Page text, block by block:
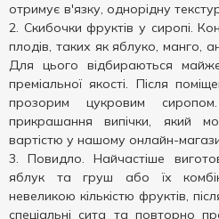
отримує в'язку, однорідну
Скибочки фруктів у сиропі.
плодів, таких як яблуко, манго,
Для цього відбираються
преміальної якості. Після
прозорим цукровим
прикрашання випічки, який
вартістю у нашому онлайн-
Повидло. Найчастіше
яблук та груш або їх
невеликою кількістю фруктів,
спеціальні сита та повторно